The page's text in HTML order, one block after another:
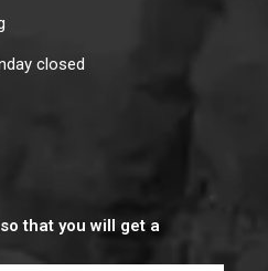
closed
that you will get a